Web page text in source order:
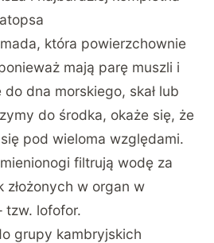
która powierzchownie
mają parę muszli i
dna morskiego, skał lub
do środka, okaże się, że
pod wieloma względami.
filtrują wodę za
złożonych w organ w
tzw. lofofor.
grupy kambryjskich